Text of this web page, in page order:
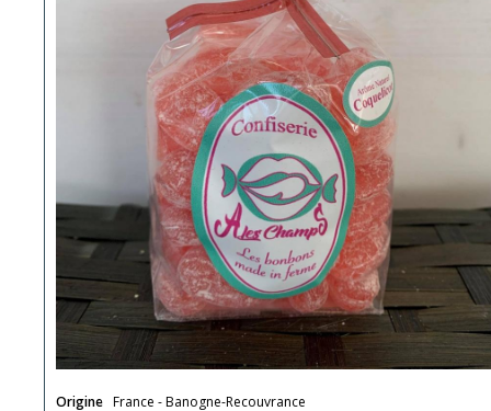
Origine France - Banogne-Recouvrance